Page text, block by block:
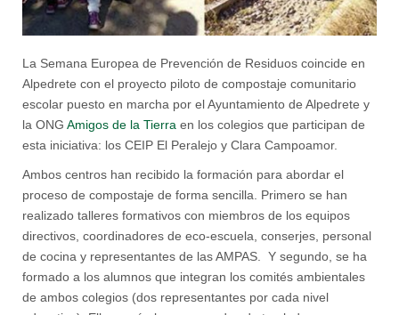
La Semana Europea de Prevención de Residuos coincide en
Alpedrete con el proyecto piloto de compostaje comunitario
escolar puesto en marcha por el Ayuntamiento de Alpedrete y
la ONG Amigos de la Tierra en los colegios que participan de
esta iniciativa: los CEIP El Peralejo y Clara Campoamor.
Ambos centros han recibido la formación para abordar el
proceso de compostaje de forma sencilla. Primero se han
realizado talleres formativos con miembros de los equipos
directivos, coordinadores de eco-escuela, conserjes, personal
de cocina y representantes de las AMPAS. Y segundo, se ha
formado a los alumnos que integran los comités ambientales
de ambos colegios (dos representantes por cada nivel